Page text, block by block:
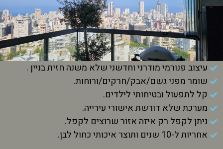
עיצוב פנורמי מודרני וחדשני שלא משנה חזית בניין .
שומר מפני גשם/אבק/חרקים/ורוחות.
קל לתפעול ובטיחותי לילדים.
מערכת שלא דורשת אישורי עירייה.
ניתן לקפל רק איזה אזור שרוצים לקפל.
אחריות ל-10 שנים ותוצר איכותי כחול לבן.